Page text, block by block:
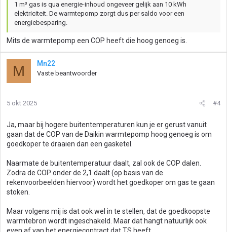
1 m³ gas is qua energie-inhoud ongeveer gelijk aan 10 kWh
elektriciteit. De warmtepomp zorgt dus per saldo voor een
energiebesparing.
Mits de warmtepomp een COP heeft die hoog genoeg is.
M Mn22
Vaste beantwoorder
5 okt 2025 #4
Ja, maar bij hogere buitentemperaturen kun je er gerust vanuit
gaan dat de COP van de Daikin warmtepomp hoog genoeg is om
goedkoper te draaien dan een gasketel.
Naarmate de buitentemperatuur daalt, zal ook de COP dalen.
Zodra de COP onder de 2,1 daalt (op basis van de
rekenvoorbeelden hiervoor) wordt het goedkoper om gas te gaan
stoken.
Maar volgens mij is dat ook wel in te stellen, dat de goedkoopste
warmtebron wordt ingeschakeld. Maar dat hangt natuurlijk ook